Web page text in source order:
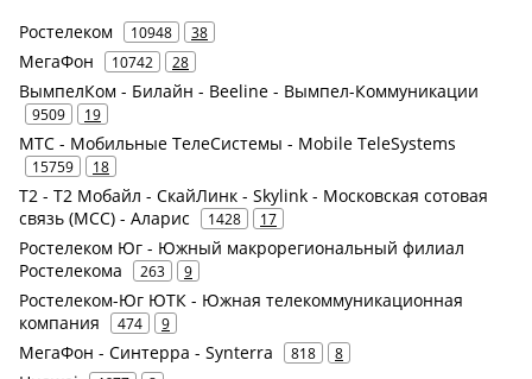
Ростелеком 10948 38
МегаФон 10742 28
ВымпелКом - Билайн - Beeline - Вымпел-Коммуникации
9509 19
МТС - Мобильные ТелеСистемы - Mobile TeleSystems
15759 18
Т2 - Т2 Мобайл - СкайЛинк - Skylink - Московская сотовая
связь (МСС) - Аларис
1428 17
Ростелеком Юг - Южный макрорегиональный филиал
Ростелекома
263 9
Ростелеком-Юг ЮТК - Южная телекоммуникационная
компания
474 9
МегаФон - Синтерра - Synterra 818 8